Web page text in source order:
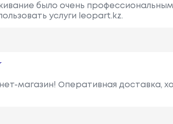
было очень
услуги leopart.kz.
магазин! Оперативная доставка,